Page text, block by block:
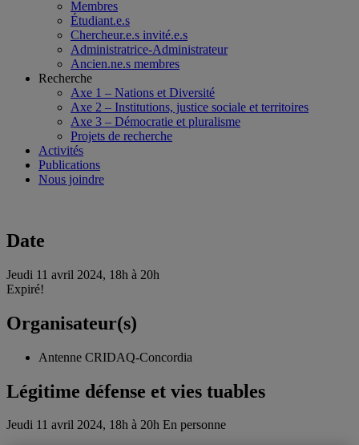
Membres
Étudiant.e.s
Chercheur.e.s invité.e.s
Administratrice-Administrateur
Ancien.ne.s membres
Recherche
Axe 1 – Nations et Diversité
Axe 2 – Institutions, justice sociale et territoires
Axe 3 – Démocratie et pluralisme
Projets de recherche
Activités
Publications
Nous joindre
Date
Jeudi 11 avril 2024, 18h à 20h
Expiré!
Organisateur(s)
Antenne CRIDAQ-Concordia
Légitime défense et vies tuables
Jeudi 11 avril 2024, 18h à 20h En personne